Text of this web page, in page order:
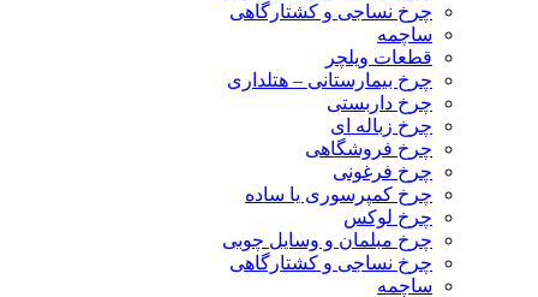
چرخ نساجی و کشتارگاهی
ساچمه
قطعات ویلچر
چرخ بیمارستانی – هتلداری
چرخ داربستی
چرخ زباله ای
چرخ فروشگاهی
چرخ فرغونی
چرخ کمپرسوری یا ساده
چرخ لوکس
چرخ مبلمان و وسایل چوبی
چرخ نساجی و کشتارگاهی
ساچمه